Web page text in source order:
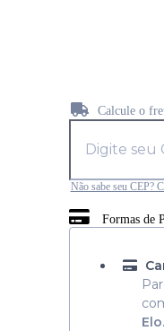
Calcule o
Não sabe seu CEP?
Formas de
Elo.